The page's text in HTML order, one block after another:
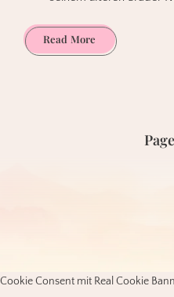
Read MoreDie
Ritter
Cookie Consent mit Real Cookie